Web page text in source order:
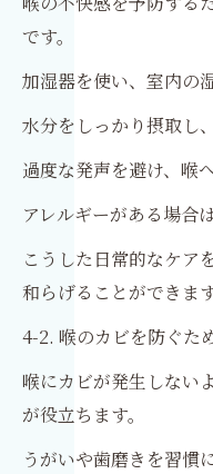
です。
加湿器を使い、室内の
水分をしっかり摂取し
過度な発声を避け、喉
アレルギーがある場合
こうした日常的なケア
和らげることができます
4-2. 喉のカビを防ぐた
喉にカビが発生しない
が役立ちます。
うがいや歯磨きを習慣